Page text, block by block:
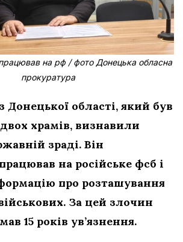
на рф / фото Донецька обласна
прокуратура
області, який був
храмів, визнавили
зраді. Він
на російське фсб і
про розташування
За цей злочин
15 років ув’язнення.